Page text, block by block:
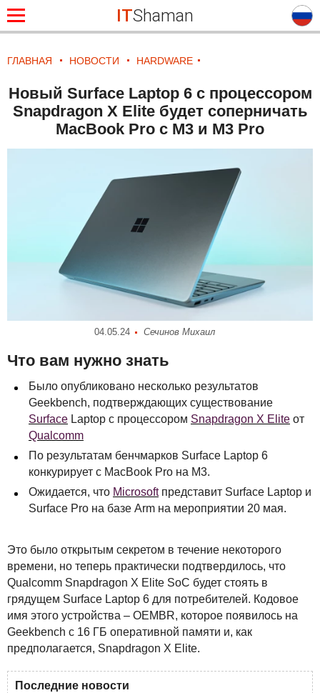
ITShaman
ГЛАВНАЯ НОВОСТИ HARDWARE
Новый Surface Laptop 6 с процессором
Snapdragon X Elite будет соперничать
MacBook Pro с M3 и M3 Pro
04.05.24 Сечинов Михаил
Что вам нужно знать
Было опубликовано несколько результатов
Geekbench, подтверждающих существование
Surface Laptop с процессором Snapdragon X Elite от
Qualcomm
По результатам бенчмарков Surface Laptop 6
конкурирует с MacBook Pro на M3.
Ожидается, что Microsoftпредставит Surface Laptop и
Surface Pro на базе Arm на мероприятии 20 мая.
Это было открытым секретом в течение некоторого
времени, но теперь практически подтвердилось, что
Qualcomm Snapdragon X Elite SoC будет стоять в
грядущем Surface Laptop 6 для потребителей. Кодовое
имя этого устройства – OEMBR, которое появилось на
Geekbench с 16 ГБ оперативной памяти и, как
предполагается, Snapdragon X Elite.
Последние новости